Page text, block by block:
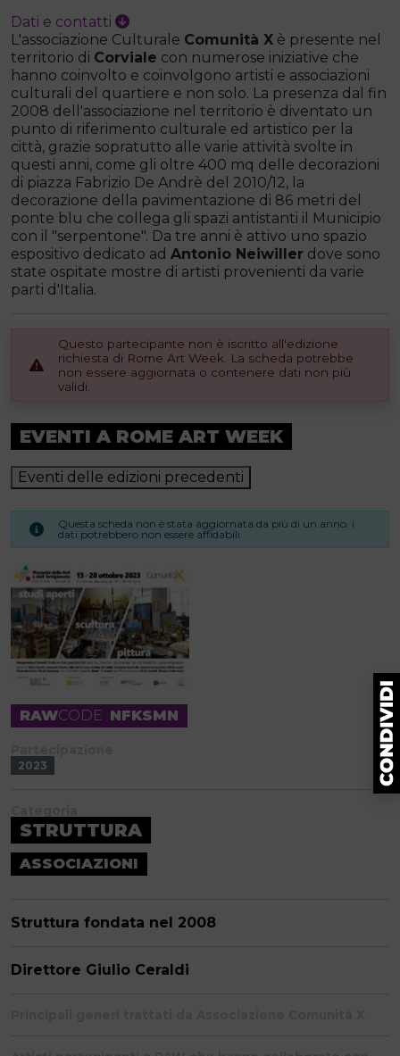
Dati e contatti
L'associazione Culturale Comunità X è presente nel
territorio di Corviale con numerose iniziative che
hanno coinvolto e coinvolgono artisti e associazioni
culturali del quartiere e non solo. La presenza dal fin
2008 dell'associazione nel territorio è diventato un
punto di riferimento culturale ed artistico per la
città, grazie sopratutto alle varie attività svolte in
questi anni, come gli oltre 400 mq delle decorazioni
di piazza Fabrizio De Andrè del 2010/12, la
decorazione della pavimentazione di 86 metri del
ponte blu che collega gli spazi antistanti il Municipio
con il "serpentone". Da tre anni è attivo uno spazio
espositivo dedicato ad Antonio Neiwiller dove sono
state ospitate mostre di artisti provenienti da varie
parti d'Italia.
Questo partecipante non è iscritto all'edizione
richiesta di Rome Art Week. La scheda potrebbe
non essere aggiornata o contenere dati non più
validi.
EVENTI A ROME ART WEEK
Eventi delle edizioni precedenti
Questa scheda non è stata aggiornata da più di un anno. i
dati potrebbero non essere affidabili
RAWCODE NFKSMN
2023
STRUTTURA
ASSOCIAZIONI
Struttura fondata nel 2008
Direttore Giulio Ceraldi